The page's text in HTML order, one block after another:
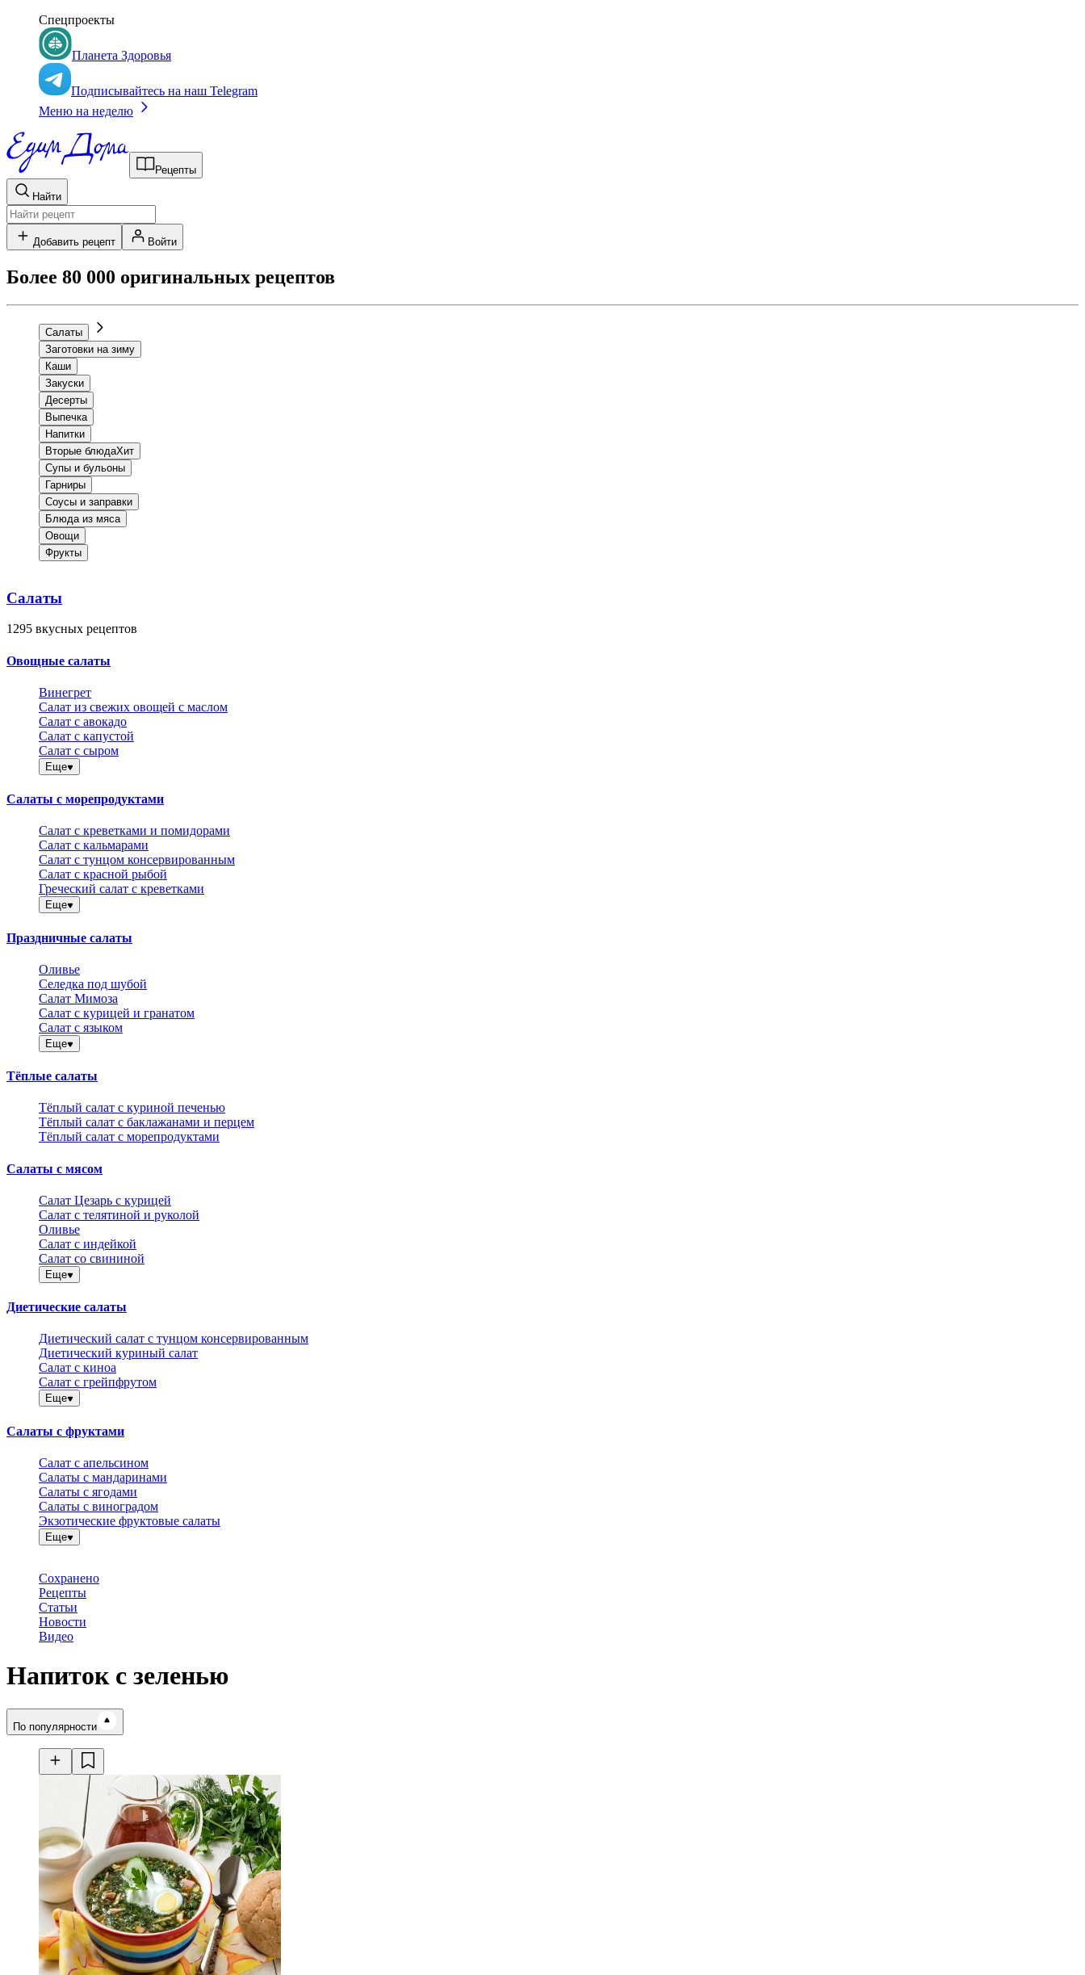
Спецпроекты
Планета Здоровья
Подписывайтесь на наш Telegram
Меню на неделю
Рецепты
Найти
Добавить рецепт Войти
Более 80 000 оригинальных рецептов
Салаты
Заготовки на зиму
Каши
Закуски
Десерты
Выпечка
Напитки
Вторые блюдаХит
Супы и бульоны
Гарниры
Соусы и заправки
Блюда из мяса
Овощи
Фрукты
Салаты
1295 вкусных рецептов
Овощные салаты
Винегрет
Салат из свежих овощей с маслом
Салат с авокадо
Салат с капустой
Салат с сыром
Еще
Салаты с морепродуктами
Салат с креветками и помидорами
Салат с кальмарами
Салат с тунцом консервированным
Салат с красной рыбой
Греческий салат с креветками
Еще
Праздничные салаты
Оливье
Селедка под шубой
Салат Мимоза
Салат с курицей и гранатом
Салат с языком
Еще
Тёплые салаты
Тёплый салат с куриной печенью
Тёплый салат с баклажанами и перцем
Тёплый салат с морепродуктами
Салаты с мясом
Салат Цезарь с курицей
Салат с телятиной и руколой
Оливье
Салат с индейкой
Салат со свининой
Еще
Диетические салаты
Диетический салат с тунцом консервированным
Диетический куриный салат
Салат с киноа
Салат с грейпфрутом
Еще
Салаты с фруктами
Салат с апельсином
Салаты с мандаринами
Салаты с ягодами
Салаты с виноградом
Экзотические фруктовые салаты
Еще
Сохранено
Рецепты
Статьи
Новости
Видео
Напиток с зеленью
Время готовки
По популярности